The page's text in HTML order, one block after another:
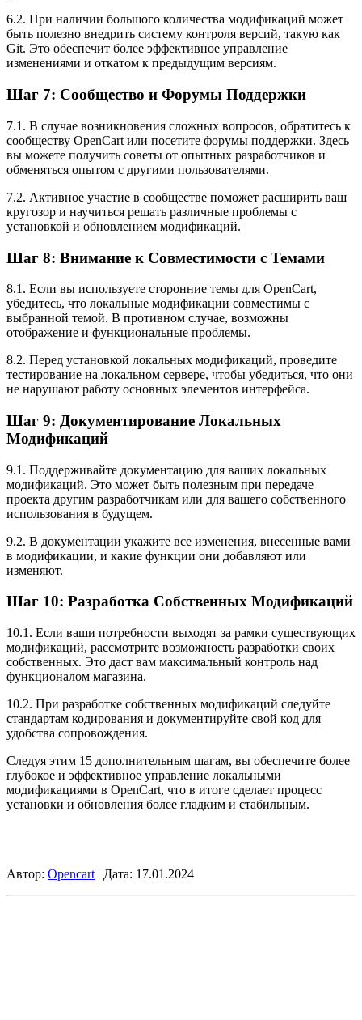
6.2. При наличии большого количества модификаций может
быть полезно внедрить систему контроля версий, такую как
Git. Это обеспечит более эффективное управление
изменениями и откатом к предыдущим версиям.
Шаг 7: Сообщество и Форумы Поддержки
7.1. В случае возникновения сложных вопросов, обратитесь к
сообществу OpenCart или посетите форумы поддержки. Здесь
вы можете получить советы от опытных разработчиков и
обменяться опытом с другими пользователями.
7.2. Активное участие в сообществе поможет расширить ваш
кругозор и научиться решать различные проблемы с
установкой и обновлением модификаций.
Шаг 8: Внимание к Совместимости с Темами
8.1. Если вы используете сторонние темы для OpenCart,
убедитесь, что локальные модификации совместимы с
выбранной темой. В противном случае, возможны
отображение и функциональные проблемы.
8.2. Перед установкой локальных модификаций, проведите
тестирование на локальном сервере, чтобы убедиться, что они
не нарушают работу основных элементов интерфейса.
Шаг 9: Документирование Локальных
Модификаций
9.1. Поддерживайте документацию для ваших локальных
модификаций. Это может быть полезным при передаче
проекта другим разработчикам или для вашего собственного
использования в будущем.
9.2. В документации укажите все изменения, внесенные вами
в модификации, и какие функции они добавляют или
изменяют.
Шаг 10: Разработка Собственных Модификаций
10.1. Если ваши потребности выходят за рамки существующих
модификаций, рассмотрите возможность разработки своих
собственных. Это даст вам максимальный контроль над
функционалом магазина.
10.2. При разработке собственных модификаций следуйте
стандартам кодирования и документируйте свой код для
удобства сопровождения.
Следуя этим 15 дополнительным шагам, вы обеспечите более
глубокое и эффективное управление локальными
модификациями в OpenCart, что в итоге сделает процесс
установки и обновления более гладким и стабильным.
Автор: Opencart | Дата: 17.01.2024